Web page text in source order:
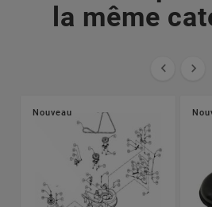
la même
 
Nouveau